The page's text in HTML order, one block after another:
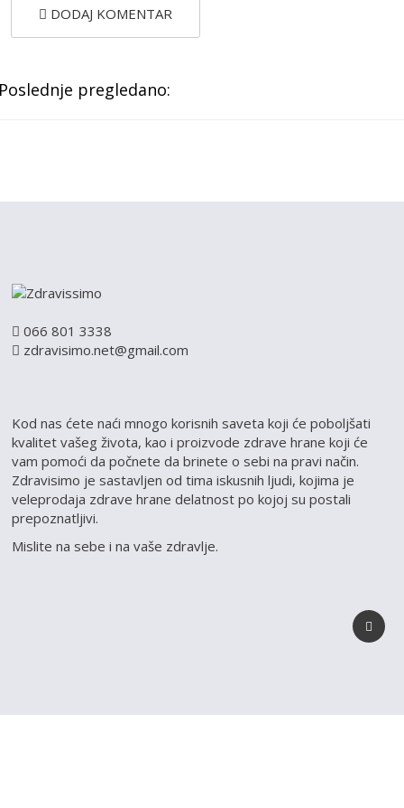
DODAJ KOMENTAR
pregledano:
066 801 3338
zdravisimo.net@gmail.com
Kod nas ćete naći mnogo korisnih saveta koji će poboljšati
kvalitet vašeg života, kao i proizvode zdrave hrane koji će
vam pomoći da počnete da brinete o sebi na pravi način.
Zdravisimo je sastavljen od tima iskusnih ljudi, kojima je
veleprodaja zdrave hrane delatnost po kojoj su postali
prepoznatljivi.
Mislite na sebe i na vaše zdravlje.